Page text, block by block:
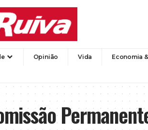
Opinião Vida Economia